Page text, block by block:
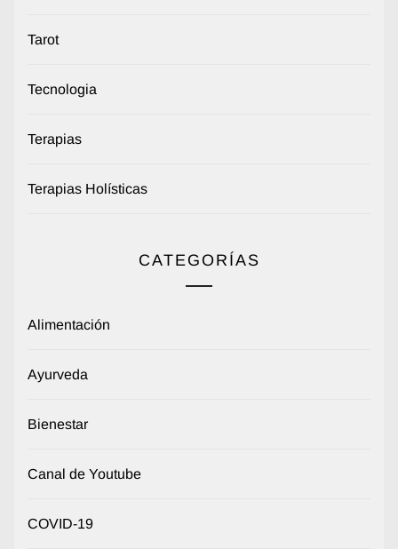
Tarot
Tecnologia
Terapias
Terapias Holísticas
CATEGORÍAS
Alimentación
Ayurveda
Bienestar
Canal de Youtube
COVID-19